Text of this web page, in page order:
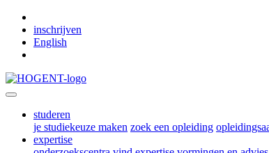
inschrijven
English
studeren
je studiekeuze maken zoek een opleiding
expertise